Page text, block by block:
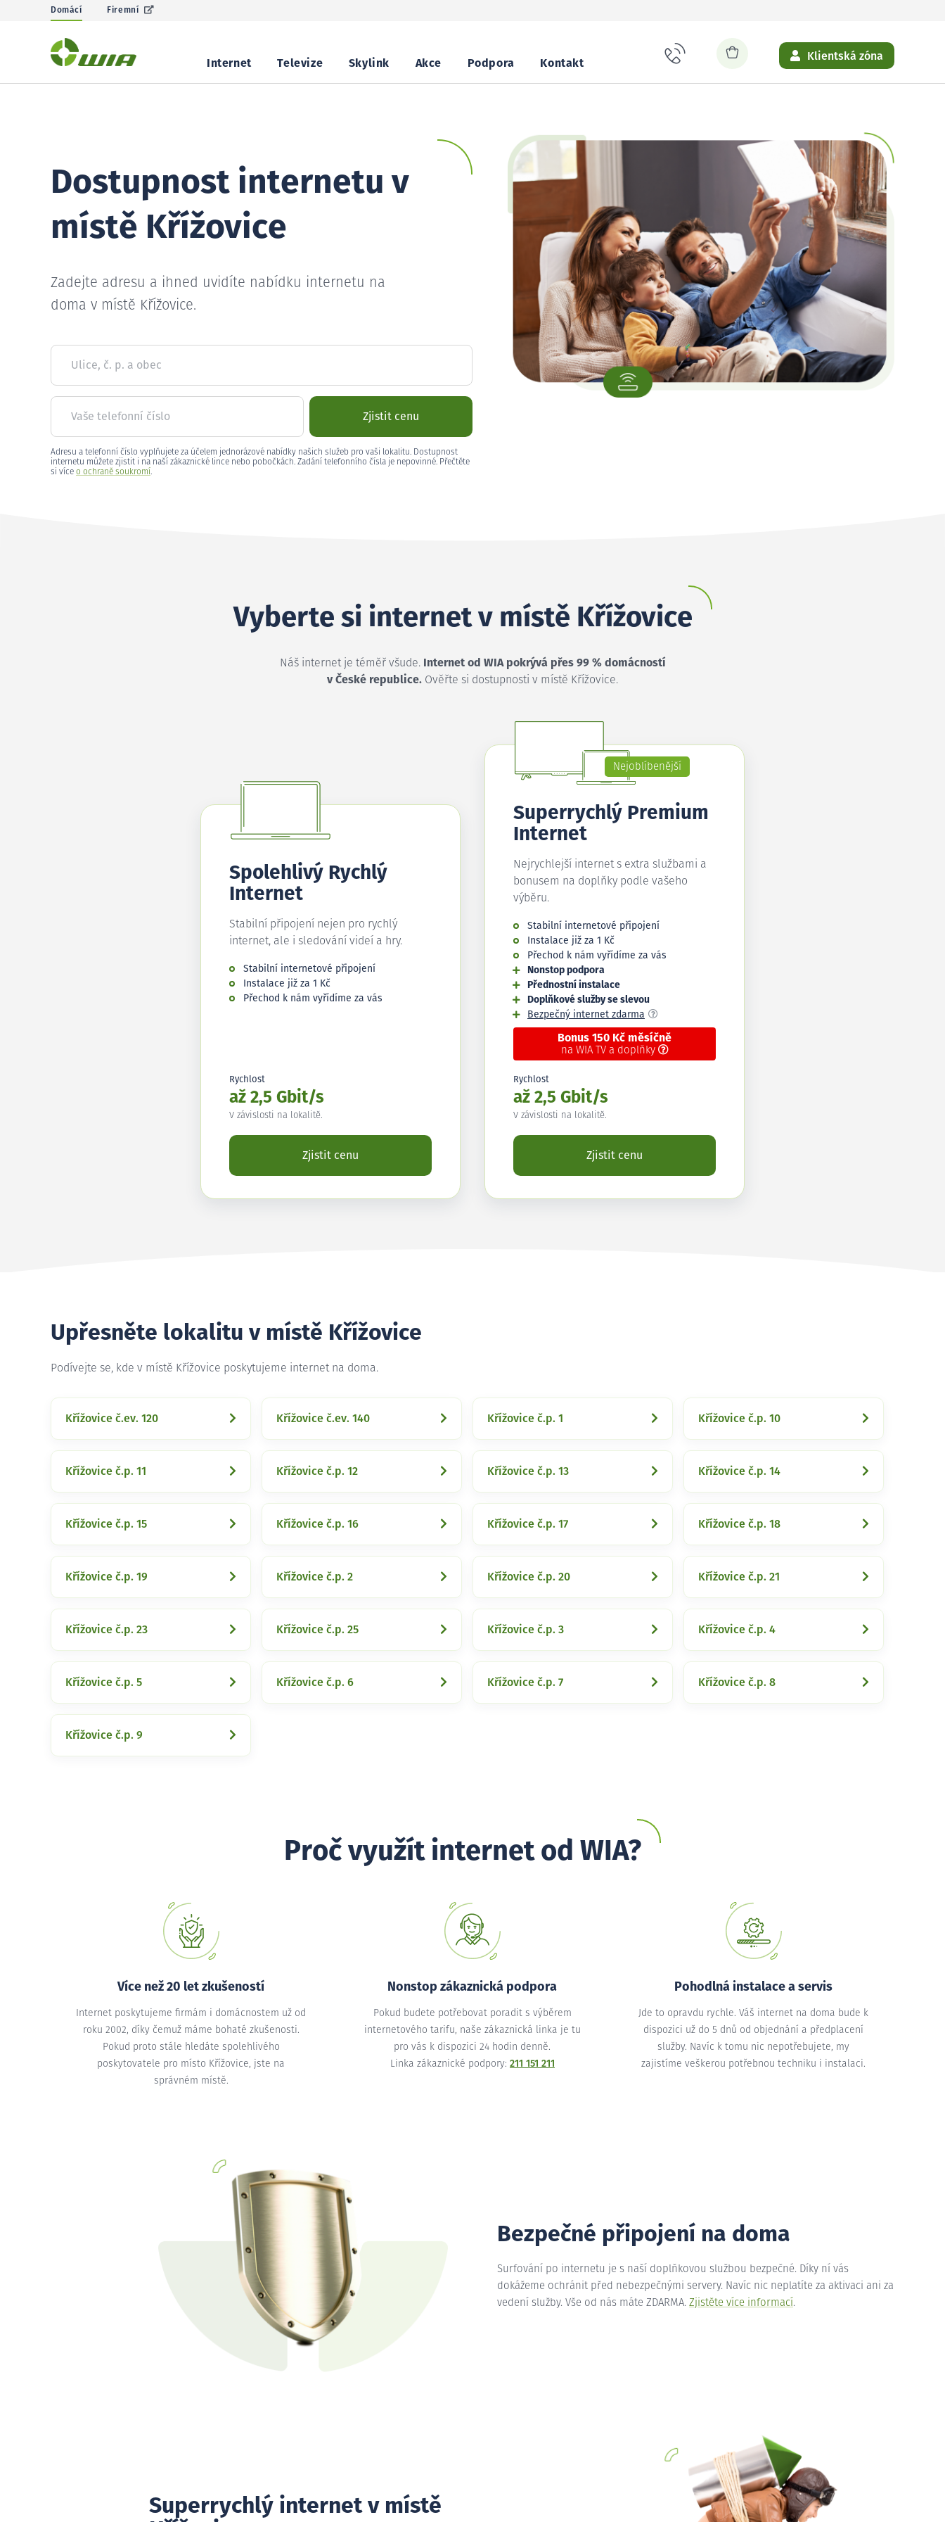
Domácí Firemní
Internet Televize Skylink Akce Podpora Kontakt
Klientská zóna
Dostupnost internetu v
místě Křížovice
Zadejte adresu a ihned uvidíte nabídku internetu na
doma v místě Křížovice.
Ulice, č. p. a obec
Vaše telefonní číslo Zjistit cenu
Adresu a telefonní číslo vyplňujete za účelem jednorázové nabídky našich služeb pro vaši lokalitu. Dostupnost
internetu můžete zjistit i na naší zákaznické lince nebo pobočkách. Zadání telefonního čísla je nepovinné. Přečtěte
si více o ochraně soukromí.
Vyberte si internet v místě Křížovice
Náš internet je téměř všude.
Internet od WIA pokrývá přes 99 % domácností
v České republice. Ověřte si dostupnosti v místě Křížovice.
Spolehlivý Rychlý
Internet
Stabilní připojení nejen pro rychlý
internet, ale i sledování videí a hry.
Stabilní internetové připojení
Instalace již za 1 Kč
Přechod k nám vyřídíme za vás
Rychlost
až 2,5 Gbit/s
V závislosti na lokalitě.
Zjistit cenu
Nejoblíbenější
Superrychlý Premium
Internet
Nejrychlejší internet s extra službami a
bonusem na doplňky podle vašeho
výběru.
Stabilní internetové připojení
Instalace již za 1 Kč
Přechod k nám vyřídíme za vás
Nonstop podpora
Přednostní instalace
Doplňkové služby se slevou
Bezpečný internet zdarma
Bonus 150 Kč měsíčně
na WIA TV a doplňky
Rychlost
až 2,5 Gbit/s
V závislosti na lokalitě.
Zjistit cenu
Upřesněte lokalitu v místě Křížovice
Podívejte se, kde v místě Křížovice poskytujeme internet na doma.
Křížovice č.ev. 120 Křížovice č.ev. 140 Křížovice č.p. 1 Křížovice č.p. 10
Křížovice č.p. 11 Křížovice č.p. 12 Křížovice č.p. 13 Křížovice č.p. 14
Křížovice č.p. 15 Křížovice č.p. 16 Křížovice č.p. 17 Křížovice č.p. 18
Křížovice č.p. 19 Křížovice č.p. 2 Křížovice č.p. 20 Křížovice č.p. 21
Křížovice č.p. 23 Křížovice č.p. 25 Křížovice č.p. 3 Křížovice č.p. 4
Křížovice č.p. 5 Křížovice č.p. 6 Křížovice č.p. 7 Křížovice č.p. 8
Křížovice č.p. 9
Proč využít internet od WIA?
Více než 20 let zkušeností
Internet poskytujeme firmám i domácnostem už od
roku 2002, díky čemuž máme bohaté zkušenosti.
Pokud proto stále hledáte spolehlivého
poskytovatele pro místo Křížovice, jste na
správném místě.
Nonstop zákaznická podpora
Pokud budete potřebovat poradit s výběrem
internetového tarifu, naše zákaznická linka je tu
pro vás k dispozici 24 hodin denně.
Linka zákaznické podpory: 211 151 211
Pohodlná instalace a servis
Jde to opravdu rychle. Váš internet na doma bude k
dispozici už do 5 dnů od objednání a předplacení
služby. Navíc k tomu nic nepotřebujete, my
zajistíme veškerou potřebnou techniku i instalaci.
Bezpečné připojení na doma
Surfování po internetu je s naší doplňkovou službou bezpečné. Díky ní vás
dokážeme ochránit před nebezpečnými servery. Navíc nic neplatíte za aktivaci ani za
vedení služby. Vše od nás máte ZDARMA. Zjistěte více informací.
Superrychlý internet v místě